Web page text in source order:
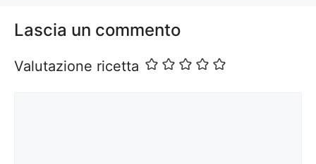
Lascia un commento
Valutazione ricetta